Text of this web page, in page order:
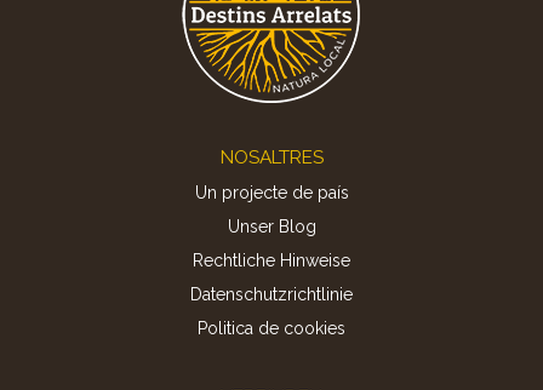
NOSALTRES
Un projecte de país
Unser Blog
Rechtliche Hinweise
Datenschutzrichtlinie
Politica de cookies